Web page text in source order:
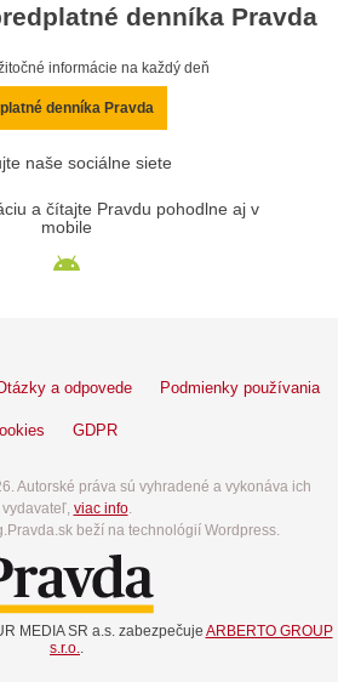
denníka Pravda
informácie na každý deň
denníka Pravda
naše sociálne siete
a čítajte Pravdu pohodlne aj v
mobile
a odpovede Podmienky používania
GDPR
Autorské práva sú vyhradené a vykonáva ich
vydavateľ, viac info.
beží na technológií Wordpress.
MEDIA SR a.s. zabezpečuje ARBERTO GROUP
s.r.o.